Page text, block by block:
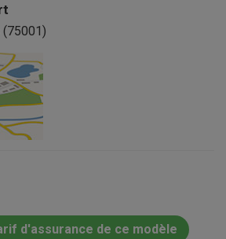
(75001)
d'assurance de ce modèle